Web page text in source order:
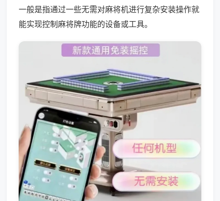
一般是指通过一些无需对麻将机进行复杂安装操作就
能实现控制麻将牌功能的设备或工具。